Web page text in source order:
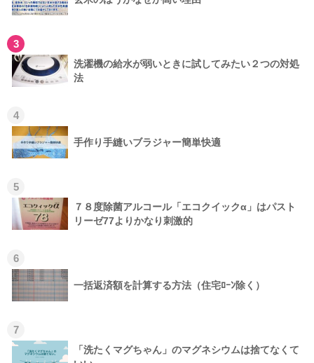
3
洗濯機の給水が弱いときに試してみたい２つの対処
法
4
手作り手縫いブラジャー簡単快適
5
７８度除菌アルコール「エコクイックα」はパスト
リーゼ77よりかなり刺激的
6
一括返済額を計算する方法（住宅ﾛｰﾝ除く）
7
「洗たくマグちゃん」のマグネシウムは捨てなくて